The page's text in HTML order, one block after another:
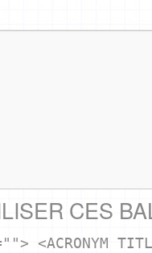
CES
<ACRONYM